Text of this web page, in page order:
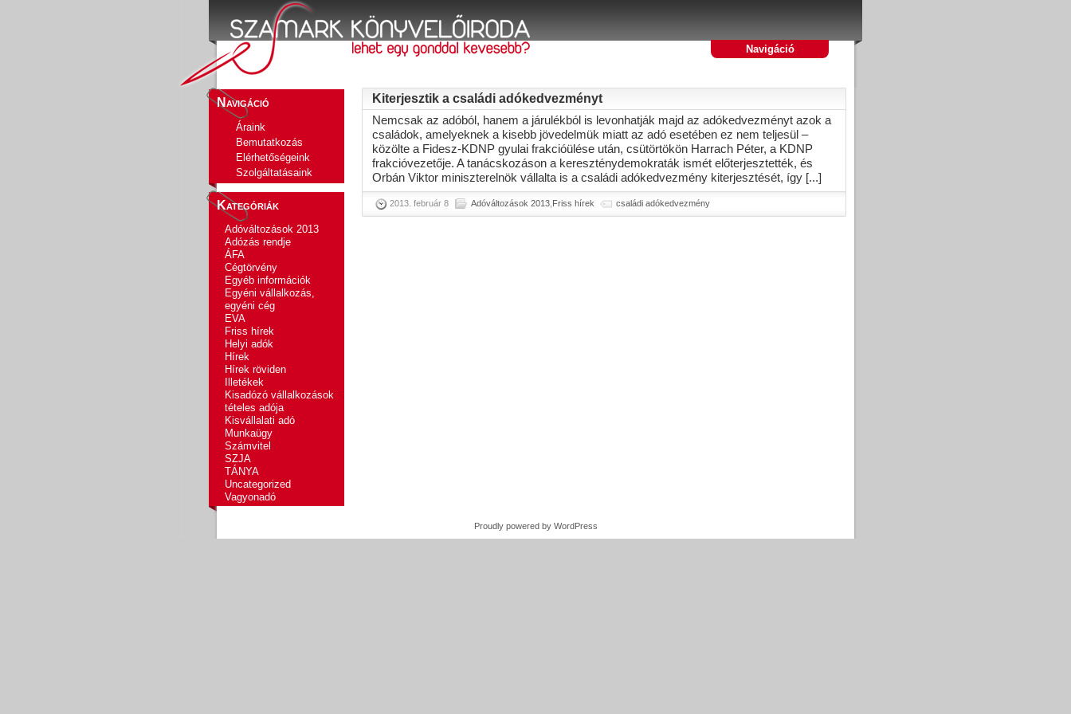
Navigáció
Navigáció
Áraink
Bemutatkozás
Elérhetőségeink
Szolgáltatásaink
Kategóriák
Adóváltozások 2013
Adózás rendje
ÁFA
Cégtörvény
Egyéb információk
Egyéni vállalkozás,
egyéni cég
EVA
Friss hírek
Helyi adók
Hírek
Hírek röviden
Illetékek
Kisadózó vállalkozások
tételes adója
Kisvállalati adó
Munkaügy
Számvitel
SZJA
TÁNYA
Uncategorized
Vagyonadó
Kiterjesztik a családi adókedvezményt
Nemcsak az adóból, hanem a járulékból is levonhatják majd az adókedvezményt azok a
családok, amelyeknek a kisebb jövedelmük miatt az adó esetében ez nem teljesül –
közölte a Fidesz-KDNP gyulai frakcióülése után, csütörtökön Harrach Péter, a KDNP
frakcióvezetője. A tanácskozáson a kereszténydemokraták ismét előterjesztették, és
Orbán Viktor miniszterelnök vállalta is a családi adókedvezmény kiterjesztését, így [...]
2013. február 8 Adóváltozások 2013, Friss hírek családi adókedvezmény
Proudly powered by WordPress